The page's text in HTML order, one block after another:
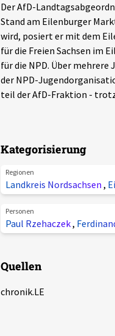
Der AfD-
Stand am Eilenburger
wird, posiert er mit dem
für die Freien Sachsen im
für die NPD. Über mehrere
der NPD-
teil der AfD-Fraktion -
Kategorisierung
Regionen
Landkreis Nordsachsen ,
Personen
Paul Rzehaczek,
Quellen
chronik.LE